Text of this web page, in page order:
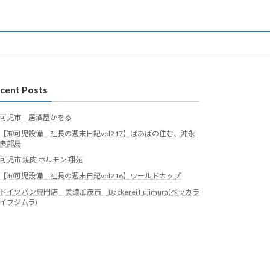
Posts
可児市 居酒屋かをる
【㈲可児設備 社長の週末日記vol217】ばあばの住む、沖永
良部島
可児市 焼肉 ホルモン 翔苑
【㈲可児設備 社長の週末日記vol216】ワールドカップ
ドイツパン専門店 美濃加茂市 Backerei Fujimura(ベッカラ
イフジムラ)